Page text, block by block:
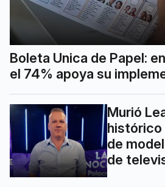
Boleta Unica de Papel:
el 74% apoya su
Murió
de
de